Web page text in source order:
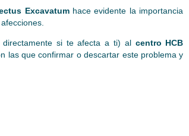
Excavatumhace evidente la importancia
si te afecta a ti) alcentro HCB
las que confirmar o descartar este problema y